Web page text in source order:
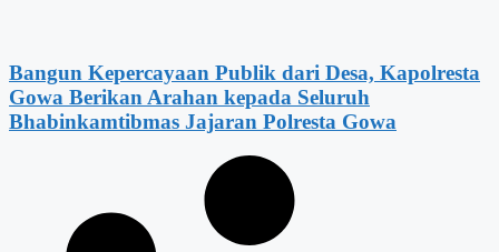
Bangun Kepercayaan Publik dari Desa, Kapolresta
Gowa Berikan Arahan kepada Seluruh
Bhabinkamtibmas Jajaran Polresta Gowa